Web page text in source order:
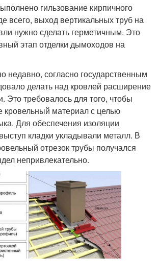
гильзование кирпичного
всего, выход вертикальных труб на
нужно сделать герметичным. Это
этап отделки дымоходов на
недавно, согласно государственным
делать над кровлей расширение
Это требовалось для того, чтобы
кровельный материал с целью
Для обеспечения изоляции
кладки укладывали металл. В
отрезок трубы получался
непривлекательно.